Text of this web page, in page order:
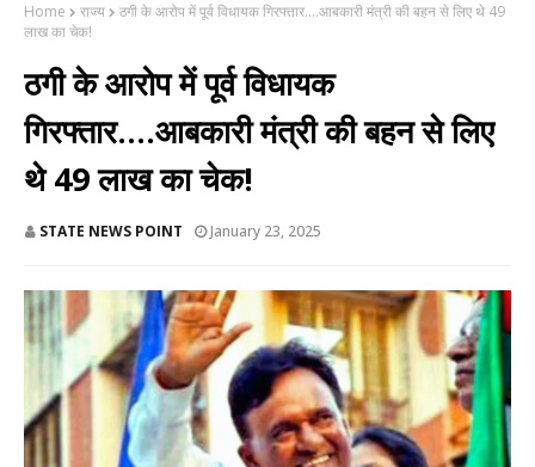
Home राज्य
ठगी के आरोप में पूर्व विधायक गिरफ्तार....आबकारी मंत्री की बहन से लिए थे 49
लाख का चेक!
ठगी के आरोप में पूर्व विधायक
गिरफ्तार....आबकारी मंत्री की बहन से लिए
थे 49 लाख का चेक!
STATE NEWS POINT January 23, 2025